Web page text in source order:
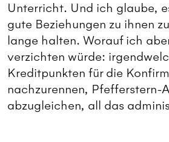
Unterricht. Und ich glaube,
gute Beziehungen zu ihnen
lange halten. Worauf ich
verzichten würde:
Kreditpunkten für die
nachzurennen, Pfefferstern-
abzugleichen, all das